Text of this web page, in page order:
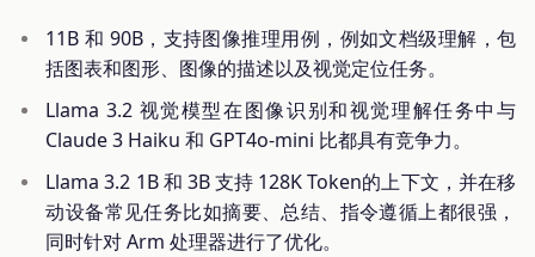
11B 和 90B，支持图像推理用例，例如文档级理解，包
括图表和图形、图像的描述以及视觉定位任务。
Llama 3.2 视觉模型在图像识别和视觉理解任务中与
Claude 3 Haiku 和 GPT4o-mini 比都具有竞争力。
Llama 3.2 1B 和 3B 支持 128K Token的上下文，并在移
动设备常见任务比如摘要、总结、指令遵循上都很强，
同时针对 Arm 处理器进行了优化。